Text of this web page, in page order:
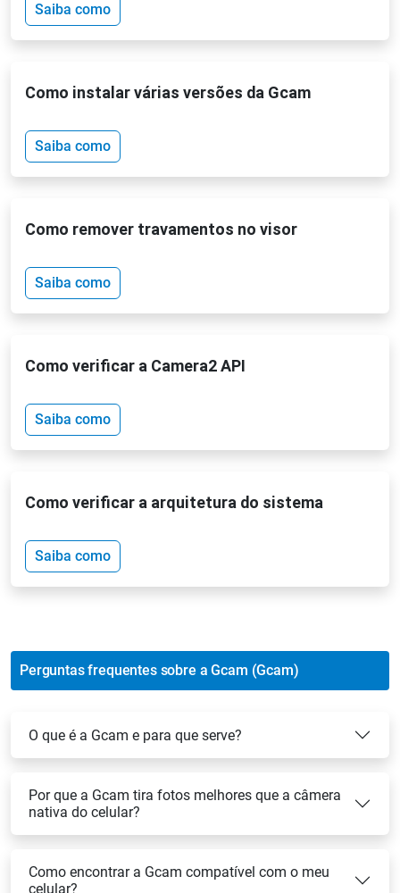
Saiba como
Como instalar várias versões da Gcam
Saiba como
Como remover travamentos no visor
Saiba como
Como verificar a Camera2 API
Saiba como
Como verificar a arquitetura do sistema
Saiba como
Perguntas frequentes sobre a Gcam (Gcam)
O que é a Gcam e para que serve?
Por que a Gcam tira fotos melhores que a câmera
nativa do celular?
Como encontrar a Gcam compatível com o meu
celular?